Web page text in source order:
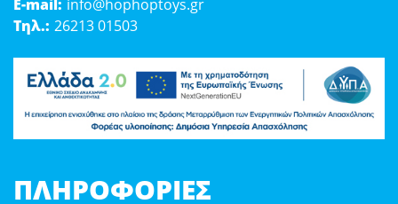
E-mail: info@hophoptoys.gr
Τηλ.: 26213 01503
ΠΛΗΡΟΦΟΡΊΕΣ